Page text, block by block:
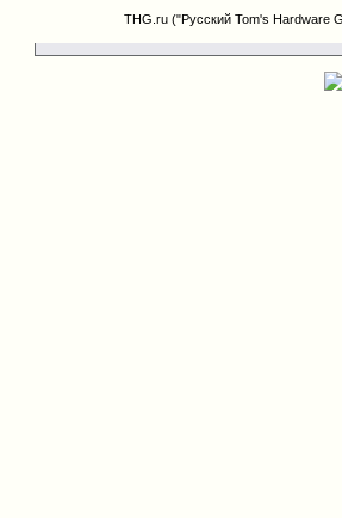
THG.ru ("Русский Tom's Hardware